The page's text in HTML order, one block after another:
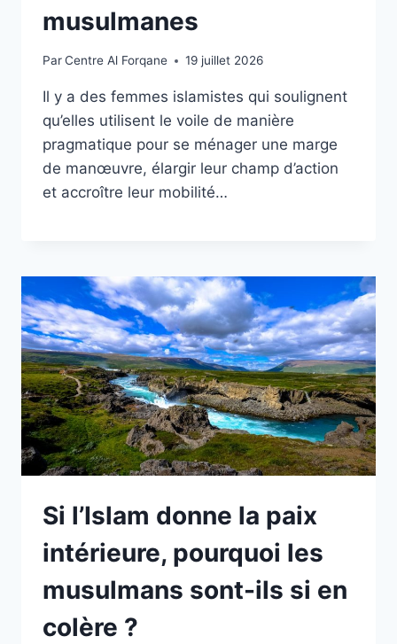
musulmanes
ParCentre Al Forqane 19 juillet 2026
Il y a des femmes islamistes qui soulignent
qu’elles utilisent le voile de manière
pragmatique pour se ménager une marge
de manœuvre, élargir leur champ d’action
et accroître leur mobilité…
Si l’Islam donne la paix
intérieure, pourquoi les
musulmans sont-ils si en
colère ?